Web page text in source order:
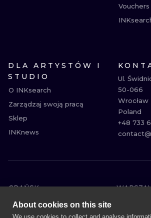
Vouchers
DLA ARTYSTÓW I
STUDIO
O INKsearch
Zarządzaj swoją pracą
Sklep
INKnews
Ul.
50-066
Wrocław
Poland
+48 733
GDAŃSK
POZNAŃ
KATOWICE
About cookies on this site